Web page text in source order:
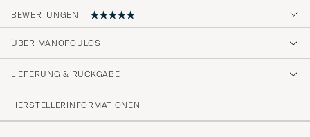
BEWERTUNGEN
5
ÜBER MANOPOULOS
LIEFERUNG & RÜCKGABE
HERSTELLERINFORMATIONEN